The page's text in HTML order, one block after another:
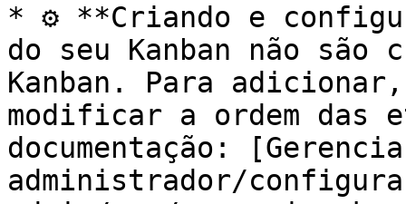
* ⚙️ **Criando e
do seu Kanban não
Kanban. Para
modificar a ordem das
documentação:
administrador/